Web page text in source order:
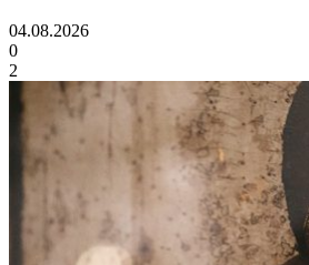
04.08.2026
0
2